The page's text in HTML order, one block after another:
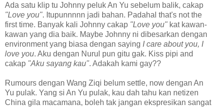
Ada satu klip tu Johnny peluk An Yu sebelum balik, cakap
"Love you". Itupunnnnn jadi bahan. Padahal that's not the
first time. Banyak kali Johnny cakap "Love you" kat kawan-
kawan yang dia baik. Maybe Johnny ni dibesarkan dengan
environment yang biasa dengan saying I care about you, I
love you. Aku dengan Nurul pun gitu gak. Kiss pipi and
cakap "Aku sayang kau". Adakah kami gay??
Rumours dengan Wang Ziqi belum settle, now dengan An
Yu pulak. Yang si An Yu pulak, kau dah tahu kan netizen
China gila macamana, boleh tak jangan ekspresikan sangat